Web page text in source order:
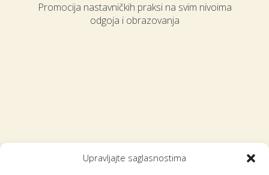
Upravljajte saglasnostima
Promocija nastavničkih praksi na svim nivoima
odgoja i obrazovanja
Mogućnosti, prilike i izazovi